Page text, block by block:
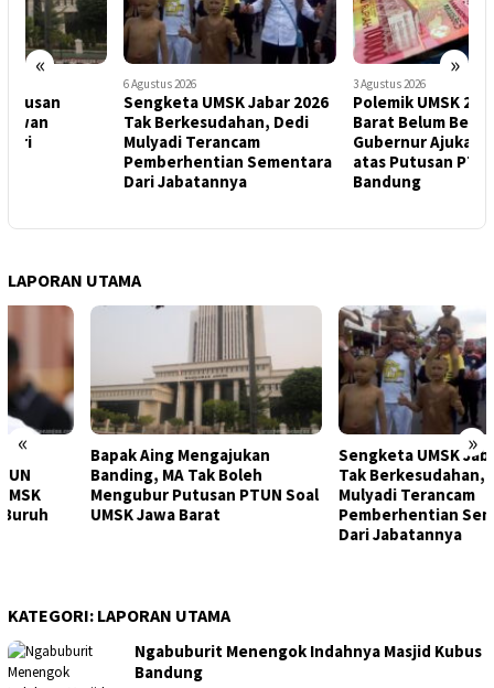
« »
Sengketa UMSK Jabar 2026
Tak Berkesudahan, Dedi
Mulyadi Terancam
Pemberhentian Sementara
Dari Jabatannya
Polemik UMSK 2026 Jawa
Barat Belum Berakhir,
Gubernur Ajukan Banding
atas Putusan PTUN
LAPORAN UTAMA
« »
Bapak Aing Mengajukan
Banding, MA Tak Boleh
Mengubur Putusan PTUN Soal
UMSK Jawa Barat
Sengketa UMSK Jabar 2026
Tak Berkesudahan, Dedi
Mulyadi Terancam
Pemberhentian Sementara
Dari Jabatannya
KATEGORI: LAPORAN UTAMA
Ngabuburit Menengok Indahnya Masjid Kubus
Bandung